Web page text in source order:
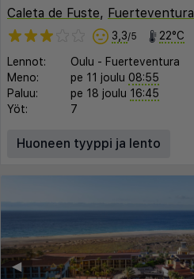
Caleta de Fuste, Fuerteventura
3,3/5 22°C
Lennot: Oulu - Fuerteventura
Meno:
pe 11 joulu 08:55
Paluu:
pe 18 joulu 16:45
Yöt:
7
Huoneen tyyppi ja lento
◀︎